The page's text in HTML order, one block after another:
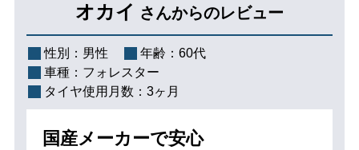
オカイ さんからのレビュー
性別： 男性 年齢： 60代
車種： フォレスター
タイヤ使用月数： 3ヶ月
国産メーカーで安心